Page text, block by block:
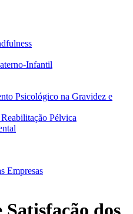
Infantil
Psicológico na Gravidez e
Pélvica
Empresas